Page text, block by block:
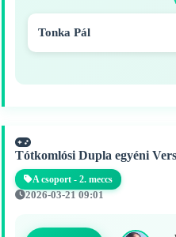
Tonka Pál
Tótkomlósi Dupla egyéni
A csoport - 2. meccs
2026-03-21 09:01